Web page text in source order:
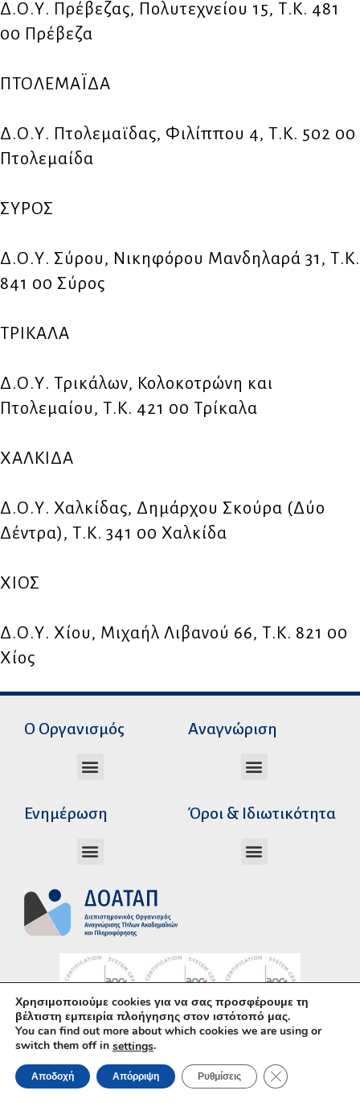
Δ.Ο.Υ. Πρέβεζας, Πολυτεχνείου 15, Τ.Κ. 481
00 Πρέβεζα
ΠΤΟΛΕΜΑΪΔΑ
Δ.Ο.Υ. Πτολεμαϊδας, Φιλίππου 4, Τ.Κ. 502 00
Πτολεμαίδα
ΣΥΡΟΣ
Δ.Ο.Υ. Σύρου, Νικηφόρου Μανδηλαρά 31, Τ.Κ.
841 00 Σύρος
ΤΡΙΚΑΛΑ
Δ.Ο.Υ. Τρικάλων, Κολοκοτρώνη και
Πτολεμαίου, Τ.Κ. 421 00 Τρίκαλα
ΧΑΛΚΙΔΑ
Δ.Ο.Υ. Χαλκίδας, Δημάρχου Σκούρα (Δύο
Δέντρα), Τ.Κ. 341 00 Χαλκίδα
ΧΙΟΣ
Δ.Ο.Υ. Χίου, Μιχαήλ Λιβανού 66, Τ.Κ. 821 00
Χίος
Ο Οργανισμός Αναγνώριση
Ενημέρωση Όροι & Ιδιωτικότητα
WordPress • Άδεια χρήσης περιεχομένου:
Χρησιμοποιούμε cookies για να σας προσφέρουμε τη
βέλτιστη εμπειρία πλοήγησης στον ιστότοπό μας.
You can find out more about which cookies we are using or
switch them off in settings.
Αποδοχή Απόρριψη Ρυθμίσεις ΚΛΕΊΣΙΜΟ ΤΟΥ